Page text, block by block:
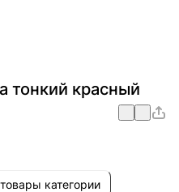
тонкий красный
категории